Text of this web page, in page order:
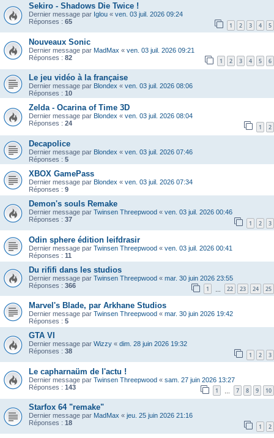
Sekiro - Shadows Die Twice !
Dernier message par Iglou « ven. 03 juil. 2026 09:24
Réponses : 65 1 2 3 4 5
Nouveaux Sonic
Dernier message par MadMax « ven. 03 juil. 2026 09:21
Réponses : 82 1 2 3 4 5 6
Le jeu vidéo à la française
Dernier message par Blondex « ven. 03 juil. 2026 08:06
Réponses : 10
Zelda - Ocarina of Time 3D
Dernier message par Blondex « ven. 03 juil. 2026 08:04
Réponses : 24 1 2
Decapolice
Dernier message par Blondex « ven. 03 juil. 2026 07:46
Réponses : 5
XBOX GamePass
Dernier message par Blondex « ven. 03 juil. 2026 07:34
Réponses : 9
Demon's souls Remake
Dernier message par Twinsen Threepwood « ven. 03 juil. 2026 00:46
Réponses : 37 1 2 3
Odin sphere édition leifdrasir
Dernier message par Twinsen Threepwood « ven. 03 juil. 2026 00:41
Réponses : 11
Du rififi dans les studios
Dernier message par Twinsen Threepwood « mar. 30 juin 2026 23:55
Réponses : 366 1 22 23 24 25
Marvel's Blade, par Arkhane Studios
Dernier message par Twinsen Threepwood « mar. 30 juin 2026 19:42
Réponses : 5
GTA VI
Dernier message par Wizzy « dim. 28 juin 2026 19:32
Réponses : 38 1 2 3
Le capharnaüm de l'actu !
Dernier message par Twinsen Threepwood « sam. 27 juin 2026 13:27
Réponses : 143 1 7 8 9 10
Starfox 64 "remake"
Dernier message par MadMax « jeu. 25 juin 2026 21:16
Réponses : 18 1 2